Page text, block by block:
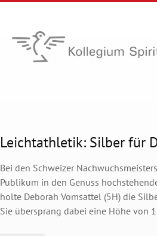
Leichtathletik: Silber für
Bei den Schweizer
Publikum in den Genuss
holte Deborah Vomsattel (5H) die
Sie übersprang dabei eine Höhe von